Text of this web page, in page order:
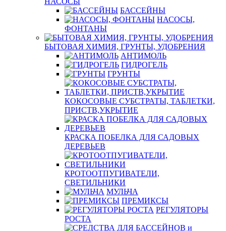
БАССЕЙНЫ
НАСОСЫ,
ФОНТАНЫ
БЫТОВАЯ ХИМИЯ, ГРУНТЫ, УДОБРЕНИЯ
АНТИМОЛЬ
ГИДРОГЕЛЬ
ГРУНТЫ
КОКОСОВЫЕ СУБСТРАТЫ, ТАБЛЕТКИ,
ПРИСТВ,УКРЫТИЕ
КРАСКА ПОБЕЛКА ДЛЯ САДОВЫХ
ДЕРЕВЬЕВ
КРОТООТПУГИВАТЕЛИ,
СВЕТИЛЬНИКИ
МУЛЬЧА
ПРЕМИКСЫ
РЕГУЛЯТОРЫ
РОСТА